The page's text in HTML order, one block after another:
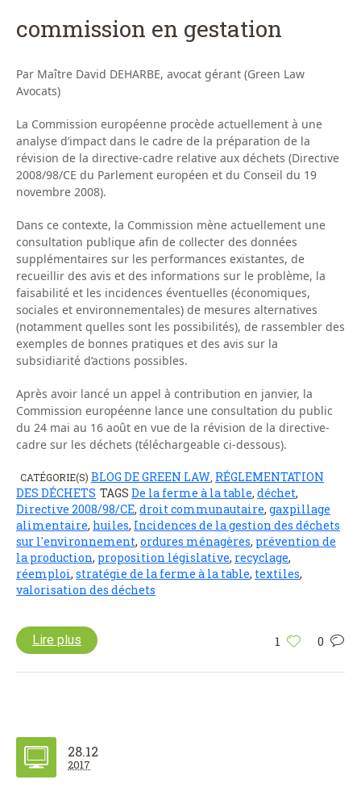
commission en gestation
Par Maître David DEHARBE, avocat gérant (Green Law
Avocats)
La Commission européenne procède actuellement à une
analyse d’impact dans le cadre de la préparation de la
révision de la directive-cadre relative aux déchets (Directive
2008/98/CE du Parlement européen et du Conseil du 19
novembre 2008).
Dans ce contexte, la Commission mène actuellement une
consultation publique afin de collecter des données
supplémentaires sur les performances existantes, de
recueillir des avis et des informations sur le problème, la
faisabilité et les incidences éventuelles (économiques,
sociales et environnementales) de mesures alternatives
(notamment quelles sont les possibilités), de rassembler des
exemples de bonnes pratiques et des avis sur la
subsidiarité d’actions possibles.
Après avoir lancé un appel à contribution en janvier, la
Commission européenne lance une consultation du public
du 24 mai au 16 août en vue de la révision de la directive-
cadre sur les déchets (téléchargeable ci-dessous).
CATÉGORIE(S) BLOG DE GREEN LAW RÉGLEMENTATION
DES DÉCHETS TAGS De la ferme à la table, déchet,
Directive 2008/98/CE, droit communautaire, gaxpillage
alimentaire, huiles, Incidences de la gestion des déchets
sur l'environnement, ordures ménagères, prévention de
la production, proposition législative, recyclage,
réemploi, stratégie de la ferme à la table, textiles,
valorisation des déchets
1 0
Lire plus
28.12
2017